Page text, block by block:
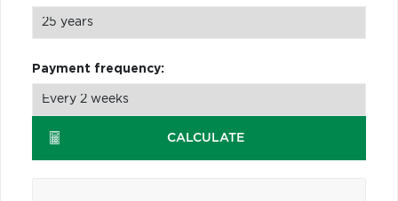
Payment frequency:
CALCULATE